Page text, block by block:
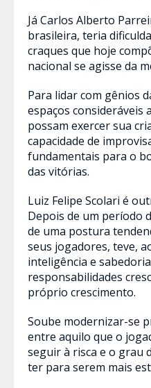
Já Carlos Alberto
brasileira, teria
craques que hoje
nacional se agisse da
Para lidar com gênios
espaços consideráveis
possam exercer sua
capacidade de
fundamentais para o
das vitórias.
Luiz Felipe Scolari é
Depois de um período
de uma postura
seus jogadores, teve,
inteligência e
responsabilidades
próprio crescimento.
Soube modernizar-se
entre aquilo que o
seguir à risca e o grau
ter para serem mais